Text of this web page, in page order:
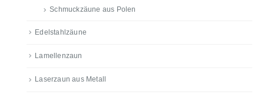
Schmuckzäune aus Polen
Edelstahlzäune
Lamellenzaun
Laserzaun aus Metall